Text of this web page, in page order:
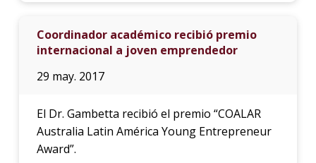
Coordinador académico recibió premio
internacional a joven emprendedor
29 may. 2017
El Dr. Gambetta recibió el premio “COALAR
Australia Latin América Young Entrepreneur
Award”.